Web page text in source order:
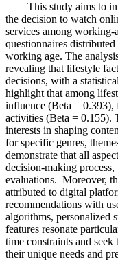
This study aims to
the decision to watch
services among working-
questionnaires
working age. The
revealing that lifestyle
decisions, with a
highlight that among
influence (Beta =
activities (Beta = 0.155).
interests in shaping
for specific genres,
demonstrate that all
decision-making
evaluations. Moreover,
attributed to digital
recommendations with
algorithms, personalized
features resonate
time constraints and
their unique needs and